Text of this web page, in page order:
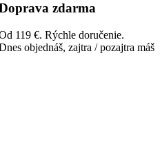
zdarma
119 €. Rýchle doručenie.
objednáš, zajtra / pozajtra máš